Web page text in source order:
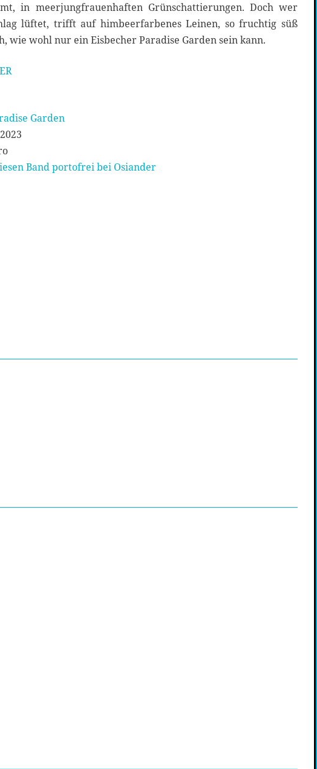
in meerjungfrauenhaften Grünschattierungen. Doch wer
lüftet, trifft auf himbeerfarbenes Leinen, so fruchtig süß
wie wohl nur ein Eisbecher Paradise Garden sein kann.
Garden
Band portofrei bei Osiander